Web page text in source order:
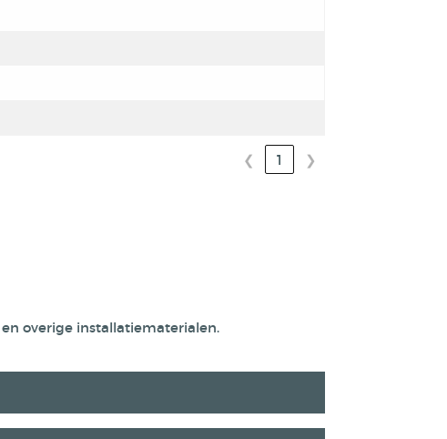
❮ 1 ❯
overige installatiematerialen.